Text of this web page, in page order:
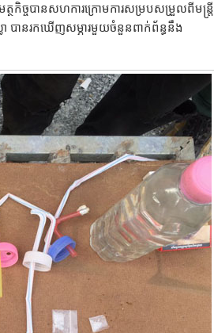
កិច្ចបានសហការក្រោមការសម្របសម្រួលពីមន្រ្តី
បានរកឃើញសម្ភារមួយចំនួនពាក់ព័ន្ធនឹង